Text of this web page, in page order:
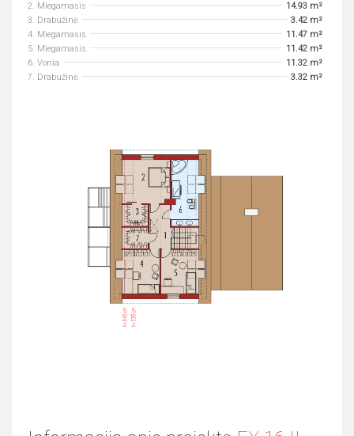
2. Miegamasis
14.93 m²
3. Drabužinė
3.42 m²
4. Miegamasis
11.47 m²
5. Miegamasis
11.42 m²
6. Vonia
11.32 m²
7. Drabužinė
3.32 m²